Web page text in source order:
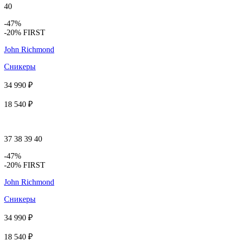
40
-47%
-20% FIRST
John Richmond
Сникеры
34 990 ₽
18 540 ₽
37 38 39 40
-47%
-20% FIRST
John Richmond
Сникеры
34 990 ₽
18 540 ₽